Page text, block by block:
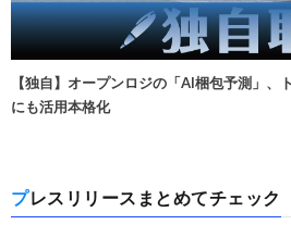
【独自】オープンロジの「AI梱包予測」、
にも活用本格化
プレスリリースまとめてチェック